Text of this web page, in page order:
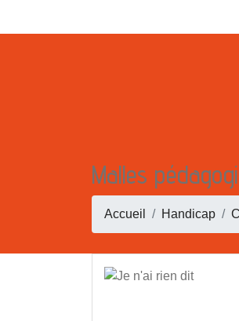
Malles
Accueil Handicap